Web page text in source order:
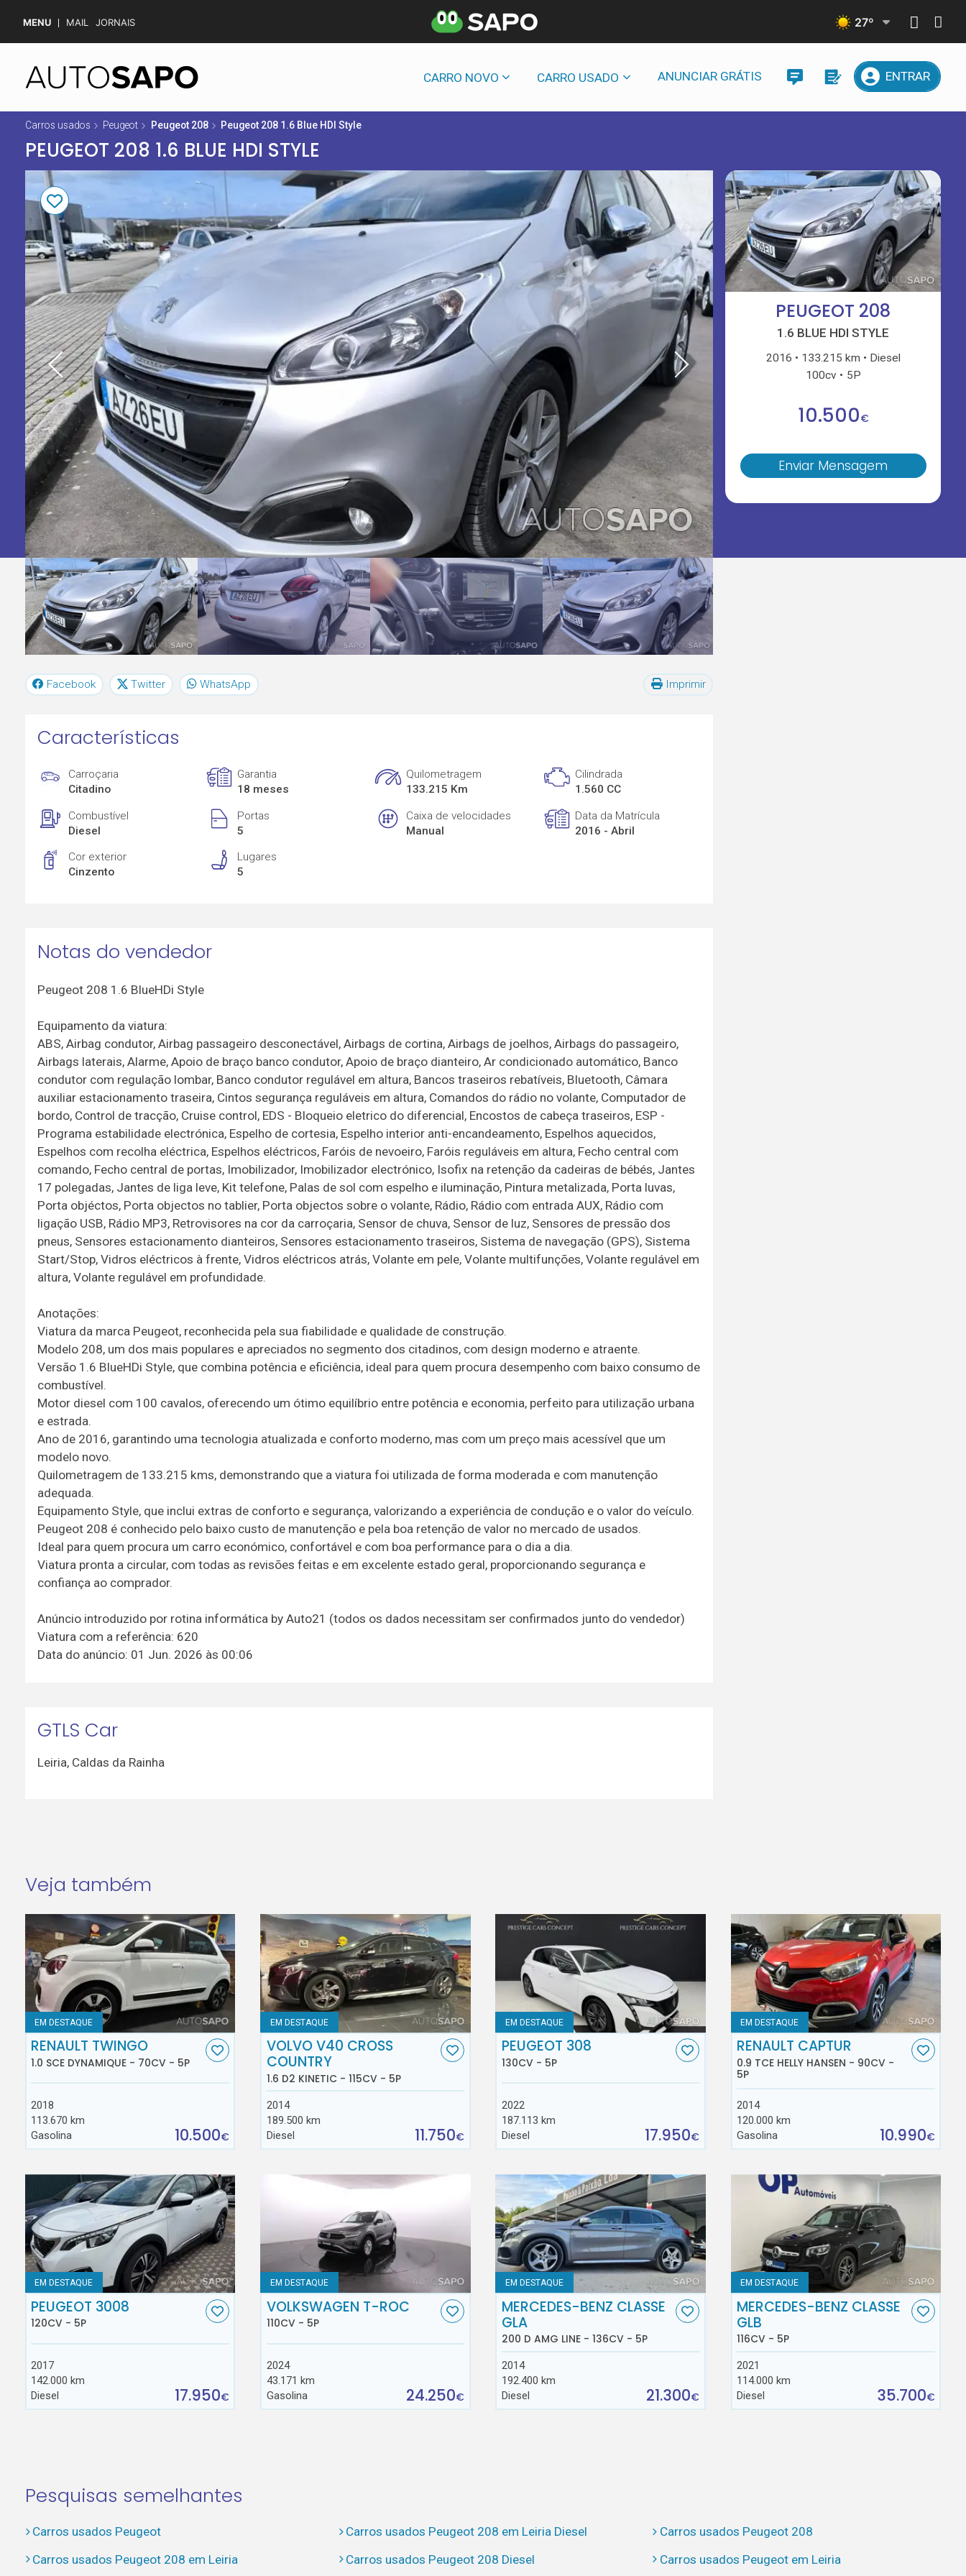
MENU MAIL JORNAIS 27º
CARRO NOVO CARRO USADO ANUNCIAR GRÁTIS ENTRAR
Carros usados Peugeot Peugeot 208 Peugeot 208 1.6 Blue HDI Style
PEUGEOT 208 1.6 BLUE HDI STYLE
PEUGEOT 208
1.6 BLUE HDI STYLE
2016 133.215 km
Diesel
100cv
5P
10.500€
Enviar Mensagem
Facebook Twitter WhatsApp Imprimir
Características
Carroçaria
Citadino
Garantia
18 meses
Quilometragem
133.215 Km
Cilindrada
1.560 CC
Combustível
Diesel
Portas
5
Caixa de velocidades
Manual
Data da Matrícula
2016 - Abril
Cor exterior
Cinzento
Lugares
5
Notas do vendedor
Peugeot 208 1.6 BlueHDi Style
Equipamento da viatura:
ABS, Airbag condutor, Airbag passageiro desconectável, Airbags de cortina, Airbags de joelhos, Airbags do passageiro,
Airbags laterais, Alarme, Apoio de braço banco condutor, Apoio de braço dianteiro, Ar condicionado automático, Banco
condutor com regulação lombar, Banco condutor regulável em altura, Bancos traseiros rebatíveis, Bluetooth, Câmara
auxiliar estacionamento traseira, Cintos segurança reguláveis em altura, Comandos do rádio no volante, Computador de
bordo, Control de tracção, Cruise control, EDS - Bloqueio eletrico do diferencial, Encostos de cabeça traseiros, ESP -
Programa estabilidade electrónica, Espelho de cortesia, Espelho interior anti-encandeamento, Espelhos aquecidos,
Espelhos com recolha eléctrica, Espelhos eléctricos, Faróis de nevoeiro, Faróis reguláveis em altura, Fecho central com
comando, Fecho central de portas, Imobilizador, Imobilizador electrónico, Isofix na retenção da cadeiras de bébés, Jantes
17 polegadas, Jantes de liga leve, Kit telefone, Palas de sol com espelho e iluminação, Pintura metalizada, Porta luvas,
Porta objéctos, Porta objectos no tablier, Porta objectos sobre o volante, Rádio, Rádio com entrada AUX, Rádio com
ligação USB, Rádio MP3, Retrovisores na cor da carroçaria, Sensor de chuva, Sensor de luz, Sensores de pressão dos
pneus, Sensores estacionamento dianteiros, Sensores estacionamento traseiros, Sistema de navegação (GPS), Sistema
Start/Stop, Vidros eléctricos à frente, Vidros eléctricos atrás, Volante em pele, Volante multifunções, Volante regulável em
altura, Volante regulável em profundidade.
Anotações:
Viatura da marca Peugeot, reconhecida pela sua fiabilidade e qualidade de construção.
Modelo 208, um dos mais populares e apreciados no segmento dos citadinos, com design moderno e atraente.
Versão 1.6 BlueHDi Style, que combina potência e eficiência, ideal para quem procura desempenho com baixo consumo de
combustível.
Motor diesel com 100 cavalos, oferecendo um ótimo equilíbrio entre potência e economia, perfeito para utilização urbana
e estrada.
Ano de 2016, garantindo uma tecnologia atualizada e conforto moderno, mas com um preço mais acessível que um
modelo novo.
Quilometragem de 133.215 kms, demonstrando que a viatura foi utilizada de forma moderada e com manutenção
adequada.
Equipamento Style, que inclui extras de conforto e segurança, valorizando a experiência de condução e o valor do veículo.
Peugeot 208 é conhecido pelo baixo custo de manutenção e pela boa retenção de valor no mercado de usados.
Ideal para quem procura um carro económico, confortável e com boa performance para o dia a dia.
Viatura pronta a circular, com todas as revisões feitas e em excelente estado geral, proporcionando segurança e
confiança ao comprador.
Anúncio introduzido por rotina informática by Auto21 (todos os dados necessitam ser confirmados junto do vendedor)
Viatura com a referência: 620
Data do anúncio: 01 Jun. 2026 às 00:06
GTLS Car
Leiria, Caldas da Rainha
Veja também
EM DESTAQUE
RENAULT TWINGO
1.0 SCE DYNAMIQUE - 70CV - 5P
2018
113.670 km
Gasolina
10.500€
EM DESTAQUE
VOLVO V40 CROSS
COUNTRY
1.6 D2 KINETIC - 115CV - 5P
2014
189.500 km
Diesel
11.750€
EM DESTAQUE
PEUGEOT 308
130CV - 5P
2022
187.113 km
Diesel
17.950€
EM DESTAQUE
RENAULT CAPTUR
0.9 TCE HELLY HANSEN - 90CV -
5P
2014
120.000 km
Gasolina
10.990€
EM DESTAQUE
PEUGEOT 3008
120CV - 5P
2017
142.000 km
Diesel
17.950€
EM DESTAQUE
VOLKSWAGEN T-ROC
110CV - 5P
2024
43.171 km
Gasolina
24.250€
EM DESTAQUE
MERCEDES-BENZ CLASSE
GLA
200 D AMG LINE - 136CV - 5P
2014
192.400 km
Diesel
21.300€
EM DESTAQUE
MERCEDES-BENZ CLASSE
GLB
116CV - 5P
2021
114.000 km
Diesel
35.700€
Pesquisas semelhantes
Carros usados Peugeot Carros usados Peugeot 208 em Leiria Diesel
Carros usados Peugeot 208
Carros usados Peugeot 208 em Leiria
Carros usados Peugeot 208 Diesel Carros usados Peugeot em Leiria